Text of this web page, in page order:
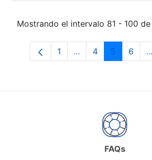
Mostrando el intervalo 81 - 100
Página
1 ...Páginas
Página
4 Página
5 6 ...
FAQs